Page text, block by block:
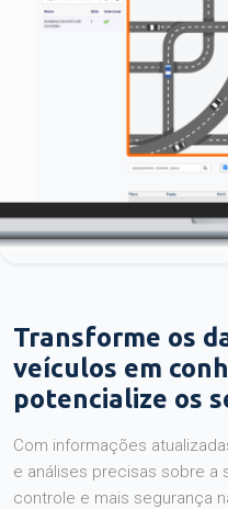
Transforme os
veículos em
potencialize os
Com informações
e análises precisas sobre a
controle e mais segurança